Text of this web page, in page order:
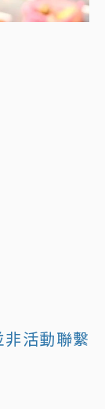
活動聯繫